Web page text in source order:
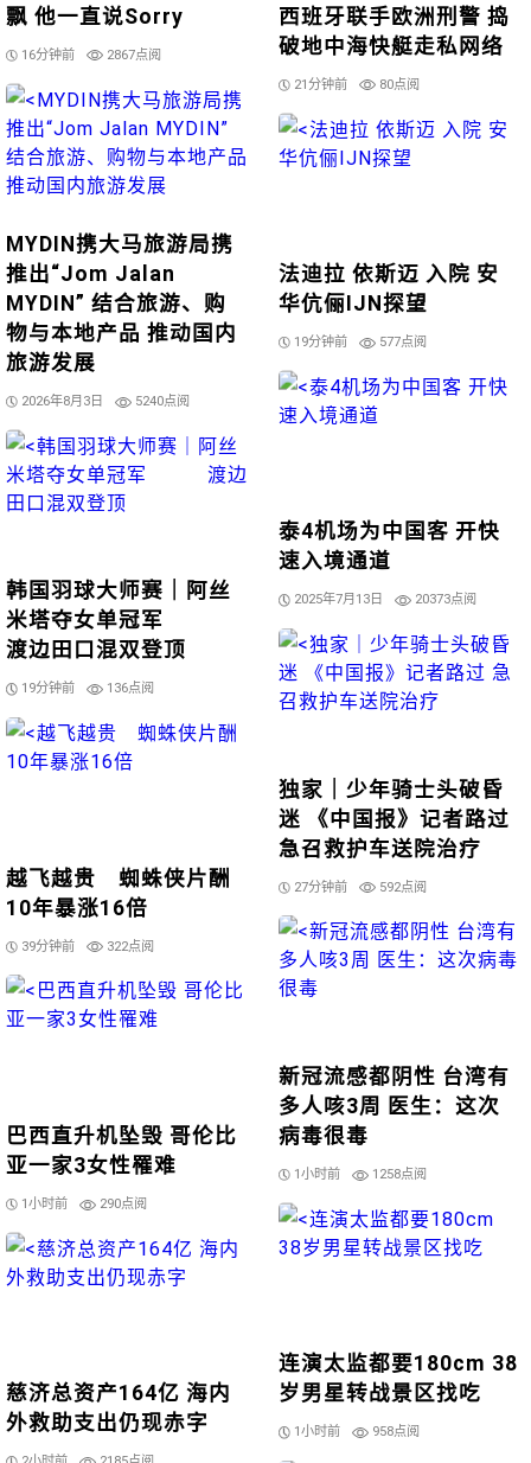
飘 他一直说Sorry
16分钟前 2867点阅
西班牙联手欧洲刑警 捣
破地中海快艇走私网络
21分钟前 80点阅
MYDIN携大马旅游局携
推出“Jom Jalan
MYDIN” 结合旅游、购
物与本地产品 推动国内
旅游发展
2026年8月3日 5240点阅
法迪拉 依斯迈 入院 安
华伉俪IJN探望
19分钟前 577点阅
泰4机场为中国客 开快
速入境通道
2025年7月13日 20373点阅
韩国羽球大师赛｜阿丝
米塔夺女单冠军
渡边田口混双登顶
19分钟前 136点阅
独家｜少年骑士头破昏
迷 《中国报》记者路过
急召救护车送院治疗
27分钟前 592点阅
越飞越贵 蜘蛛侠片酬
10年暴涨16倍
39分钟前 322点阅
新冠流感都阴性 台湾有
多人咳3周 医生：这次
病毒很毒
1小时前 1258点阅
巴西直升机坠毁 哥伦比
亚一家3女性罹难
1小时前 290点阅
连演太监都要180cm 38
岁男星转战景区找吃
1小时前 958点阅
慈济总资产164亿 海内
外救助支出仍现赤字